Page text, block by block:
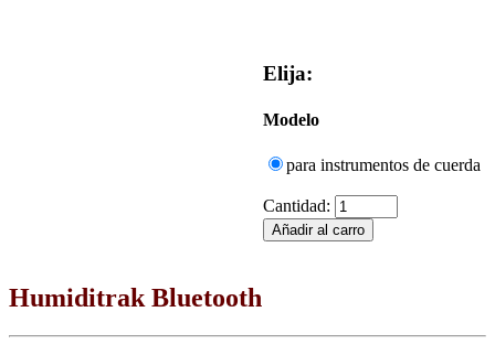
Elija:
Modelo
para instrumentos de cuerda
Cantidad:
Humiditrak Bluetooth